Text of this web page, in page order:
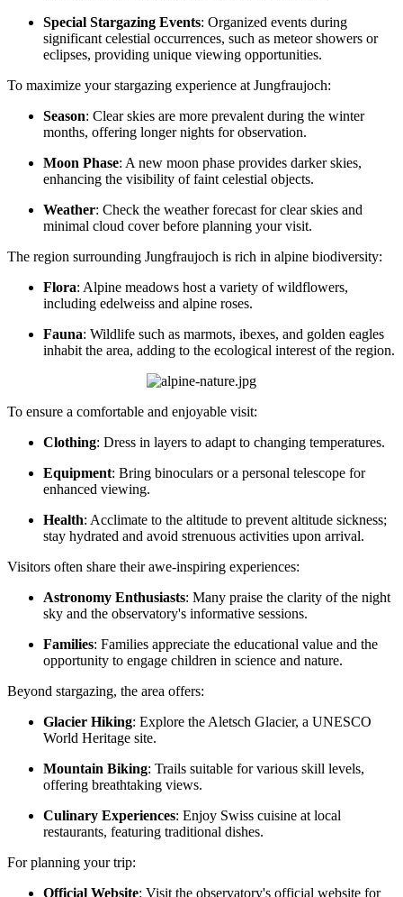
Special Stargazing Events: Organized events during
significant celestial occurrences, such as meteor showers or
eclipses, providing unique viewing opportunities.
To maximize your stargazing experience at Jungfraujoch:
Season: Clear skies are more prevalent during the winter
months, offering longer nights for observation.
Moon Phase: A new moon phase provides darker skies,
enhancing the visibility of faint celestial objects.
Weather: Check the weather forecast for clear skies and
minimal cloud cover before planning your visit.
The region surrounding Jungfraujoch is rich in alpine biodiversity:
Flora: Alpine meadows host a variety of wildflowers,
including edelweiss and alpine roses.
Fauna: Wildlife such as marmots, ibexes, and golden eagles
inhabit the area, adding to the ecological interest of the region.
To ensure a comfortable and enjoyable visit:
Clothing: Dress in layers to adapt to changing temperatures.
Equipment: Bring binoculars or a personal telescope for
enhanced viewing.
Health: Acclimate to the altitude to prevent altitude sickness;
stay hydrated and avoid strenuous activities upon arrival.
Visitors often share their awe-inspiring experiences:
Astronomy Enthusiasts: Many praise the clarity of the night
sky and the observatory's informative sessions.
Families: Families appreciate the educational value and the
opportunity to engage children in science and nature.
Beyond stargazing, the area offers:
Glacier Hiking: Explore the Aletsch Glacier, a UNESCO
World Heritage site.
Mountain Biking: Trails suitable for various skill levels,
offering breathtaking views.
Culinary Experiences: Enjoy Swiss cuisine at local
restaurants, featuring traditional dishes.
For planning your trip:
Official Website: Visit the observatory's official website for